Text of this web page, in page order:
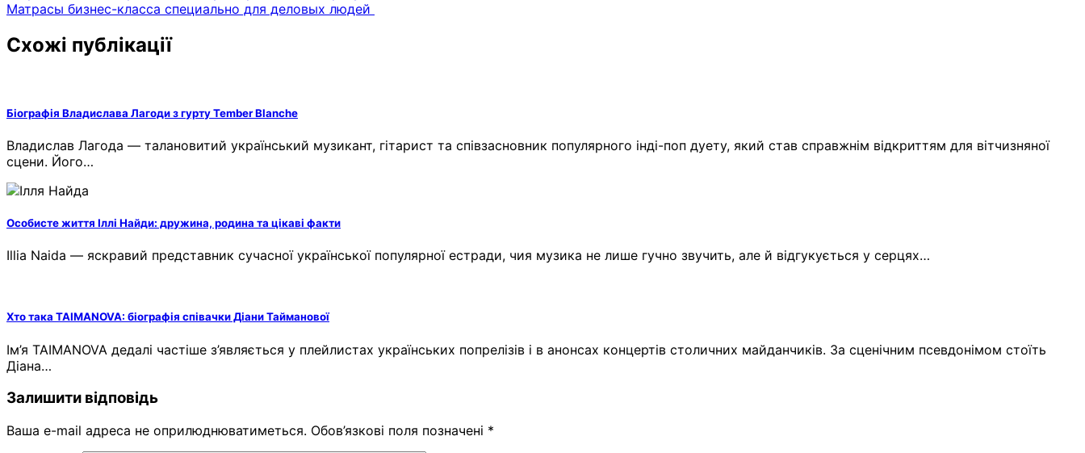
записів
Матрасы бизнес-класса специально для деловых людей
Схожі публікації
Біографія Владислава Лагоди з гурту Tember Blanche
Владислав Лагода — талановитий український музикант, гітарист та співзасновник популярного інді-поп дуету, який став справжнім відкриттям для вітчизняної
сцени. Його…
Особисте життя Іллі Найди: дружина, родина та цікаві факти
Illia Naida — яскравий представник сучасної української популярної естради, чия музика не лише гучно звучить, але й відгукується у серцях…
Хто така TAIMANOVA: біографія співачки Діани Тайманової
Ім’я TAIMANOVA дедалі частіше з’являється у плейлистах українських попрелізів і в анонсах концертів столичних майданчиків. За сценічним псевдонімом стоїть
Діана…
Залишити відповідь
Ваша e-mail адреса не оприлюднюватиметься. Обов’язкові поля позначені *